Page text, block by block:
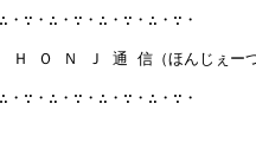
∵・∴・∵・∴・∵・∴・∵・
Ｏ Ｎ Ｊ 通 信（ほんじぇー
∵・∴・∵・∴・∵・∴・∵・